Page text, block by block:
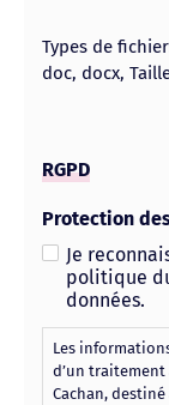
Types de
doc, docx,
RGPD
Protection
Je
politique
données.
Les
d’un
Cachan,